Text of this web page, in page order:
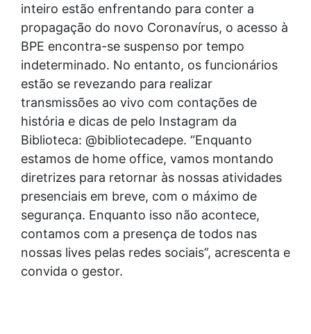
inteiro estão enfrentando para conter a
propagação do novo Coronavírus, o acesso à
BPE encontra-se suspenso por tempo
indeterminado. No entanto, os funcionários
estão se revezando para realizar
transmissões ao vivo com contações de
história e dicas de pelo Instagram da
Biblioteca: @bibliotecadepe. “Enquanto
estamos de home office, vamos montando
diretrizes para retornar às nossas atividades
presenciais em breve, com o máximo de
segurança. Enquanto isso não acontece,
contamos com a presença de todos nas
nossas lives pelas redes sociais”, acrescenta e
convida o gestor.